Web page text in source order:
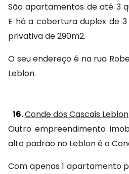
São apartamentos de até 3
E há a cobertura duplex de
privativa de 290m2.
O seu endereço é na rua
Leblon.
16.Conde dos Cascais Leblon
Outro empreendimento
alto padrão no Leblon é o
Com apenas 1 apartamento